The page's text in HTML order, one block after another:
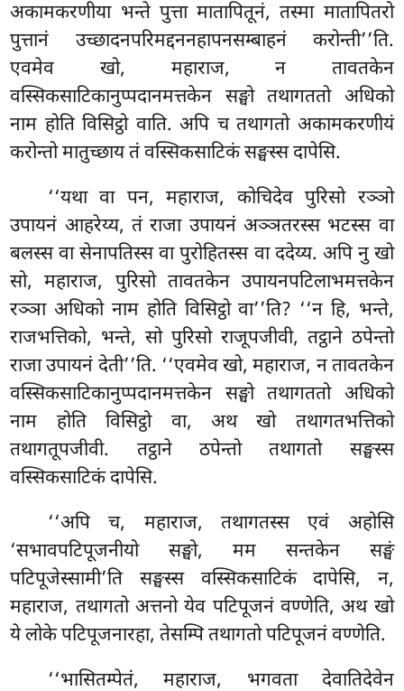
अकामकरणीया भन्ते पुत्ता मातापितूनं, तस्मा मातापितरो
पुत्तानं उच्छादनपरिमद्दननहापनसम्बाहनं करोन्ती’’ति.
एवमेव खो, महाराज, न तावतकेन
वस्सिकसाटिकानुप्पदानमत्तकेन सङ्घो तथागततो अधिको
नाम होति विसिट्ठो वाति. अपि च तथागतो अकामकरणीयं
करोन्तो मातुच्छाय तं वस्सिकसाटिकं सङ्घस्स दापेसि.
‘‘यथा वा पन, महाराज, कोचिदेव पुरिसो रञ्ञो
उपायनं आहरेय्य, तं राजा उपायनं अञ्ञतरस्स भटस्स वा
बलस्स वा सेनापतिस्स वा पुरोहितस्स वा ददेय्य. अपि नु खो
सो, महाराज, पुरिसो तावतकेन उपायनपटिलाभमत्तकेन
रञ्ञा अधिको नाम होति विसिट्ठो वा’’ति? ‘‘न हि, भन्ते,
राजभत्तिको, भन्ते, सो पुरिसो राजूपजीवी, तट्ठाने ठपेन्तो
राजा उपायनं देती’’ति. ‘‘एवमेव खो, महाराज, न तावतकेन
वस्सिकसाटिकानुप्पदानमत्तकेन सङ्घो तथागततो अधिको
नाम होति विसिट्ठो वा, अथ खो तथागतभत्तिको
तथागतूपजीवी. तट्ठाने ठपेन्तो तथागतो सङ्घस्स
वस्सिकसाटिकं दापेसि.
‘‘अपि च, महाराज, तथागतस्स एवं अहोसि
‘सभावपटिपूजनीयो सङ्घो, मम सन्तकेन सङ्घं
पटिपूजेस्सामी’ति सङ्घस्स वस्सिकसाटिकं दापेसि, न,
महाराज, तथागतो अत्तनो येव पटिपूजनं वण्णेति, अथ खो
ये लोके पटिपूजनारहा, तेसम्पि तथागतो पटिपूजनं वण्णेति.
‘‘भासितम्पेतं, महाराज, भगवता देवातिदेवेन